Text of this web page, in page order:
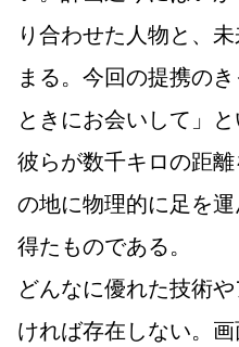
り合わせた人物と、
まる。今回の提携の
ときにお会いして」と
彼らが数千キロの距
の地に物理的に足を
得たものである。
どんなに優れた技術
ければ存在しない。